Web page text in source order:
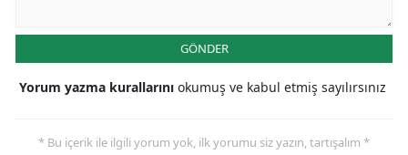
GÖNDER
Yorum yazma kurallarını okumuş ve kabul etmiş sayılırsınız
* Bu içerik ile ilgili yorum yok, ilk yorumu siz yazın, tartışalım *